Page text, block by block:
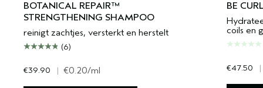
BOTANICAL REPAIR™
STRENGTHENING SHAMPOO
reinigt zachtjes, versterkt en herstelt
(6)
€39.90 | €0.20/ml
BE
coils en
€47.50 |